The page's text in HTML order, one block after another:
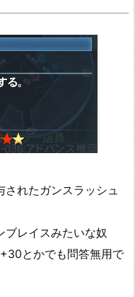
れたガンスラッシュ
ブレイスみたいな奴
とかでも問答無用で